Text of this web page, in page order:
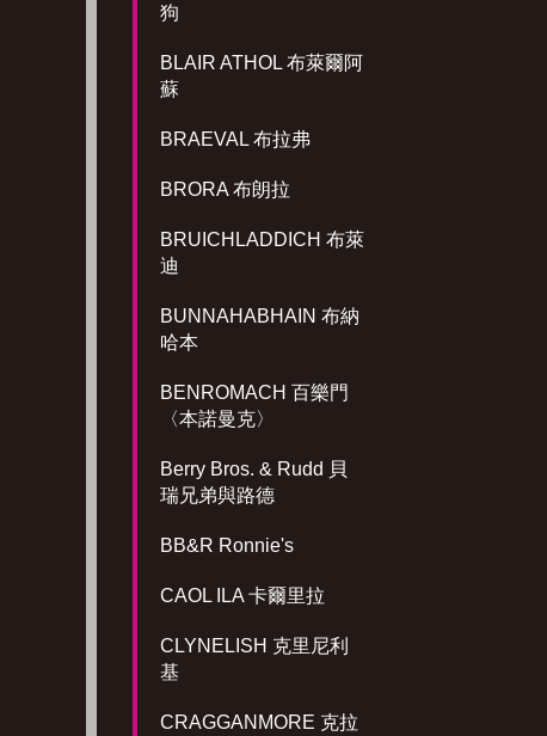
狗
BLAIR ATHOL 布萊爾阿
蘇
BRAEVAL 布拉弗
BRORA 布朗拉
BRUICHLADDICH 布萊
迪
BUNNAHABHAIN 布納
哈本
BENROMACH 百樂門
〈本諾曼克〉
Berry Bros. & Rudd 貝
瑞兄弟與路德
BB&R Ronnie's
CAOL ILA 卡爾里拉
CLYNELISH 克里尼利
基
CRAGGANMORE 克拉